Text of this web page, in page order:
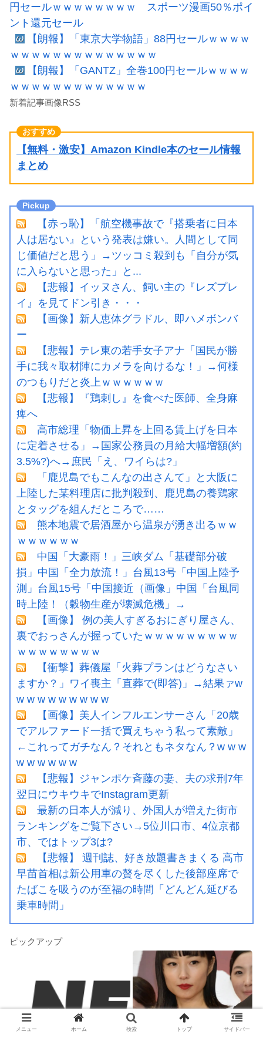
円セールｗｗｗｗｗｗｗｗ スポーツ漫画50％ポイ
ント還元セール
【朗報】「東京大学物語」88円セールｗｗｗｗ
ｗｗｗｗｗｗｗｗｗｗｗｗｗｗ
【朗報】「GANTZ」全巻100円セールｗｗｗｗ
ｗｗｗｗｗｗｗｗｗｗｗｗｗ
新着記事画像RSS
【無料・激安】Amazon Kindle本のセール情報
まとめ
【赤っ恥】「航空機事故で『搭乗者に日本
人は居ない』という発表は嫌い。人間として同
じ価値だと思う」→ツッコミ殺到も「自分が気
に入らないと思った」と...
【悲報】イッヌさん、飼い主の『レズプレ
イ』を見てドン引き・・・
【画像】新人恵体グラドル、即ハメボンバ
ー
【悲報】テレ東の若手女子アナ「国民が勝
手に我々取材陣にカメラを向けるな！」→何様
のつもりだと炎上ｗｗｗｗｗｗ
【悲報】『鶏刺し』を食べた医師、全身麻
痺へ
高市総理「物価上昇を上回る賃上げを日本
に定着させる」→国家公務員の月給大幅増額(約
3.5%?)へ→庶民「え、ワイらは?」
「鹿児島でもこんなの出さんて」と大阪に
上陸した某料理店に批判殺到、鹿児島の養鶏家
とタッグを組んだところで……
熊本地震で居酒屋から温泉が湧き出るｗｗ
ｗｗｗｗｗｗ
中国「大豪雨！」三峡ダム「基礎部分破
損」中国「全力放流！」台風13号「中国上陸予
測」台風15号「中国接近（画像」中国「台風同
時上陸！（穀物生産が壊滅危機」→
【画像】 例の美人すぎるおにぎり屋さん、
裏でおっさんが握っていたｗｗｗｗｗｗｗｗｗ
ｗｗｗｗｗｗｗｗ
【衝撃】葬儀屋「火葬プランはどうなさい
ますか？」ワイ喪主「直葬で(即答)」→結果ァw
w w w w w w w w w
【画像】美人インフルエンサーさん「20歳
でアルファード一括で買えちゃう私って素敵」
←これってガチなん？それともネタなん？w w w
w w w w w w
【悲報】ジャンポケ斉藤の妻、夫の求刑7年
翌日にウキウキでInstagram更新
最新の日本人が減り、外国人が増えた街市
ランキングをご覧下さい→5位川口市、4位京都
市、ではトップ3は?
【悲報】 週刊誌、好き放題書きまくる 高市
早苗首相は新公用車の贅を尽くした後部座席で
たばこを吸うのが至福の時間「どんどん延びる
乗車時間」
ピックアップ
メニュー ホーム 検索 トップ サイドバー